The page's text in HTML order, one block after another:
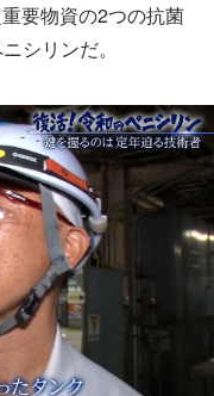
要物資の2つの抗菌
シリンだ。